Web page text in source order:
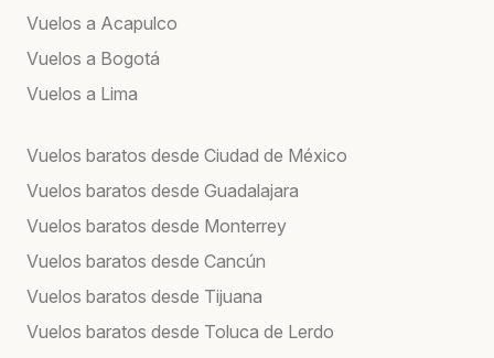
Vuelos a Acapulco
Vuelos a Bogotá
Vuelos a Lima
Vuelos baratos desde Ciudad de México
Vuelos baratos desde Guadalajara
Vuelos baratos desde Monterrey
Vuelos baratos desde Cancún
Vuelos baratos desde Tijuana
Vuelos baratos desde Toluca de Lerdo